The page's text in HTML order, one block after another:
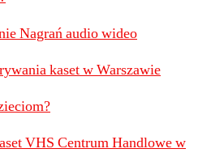
Nagrań audio wideo
kaset w Warszawie
VHS Centrum Handlowe w